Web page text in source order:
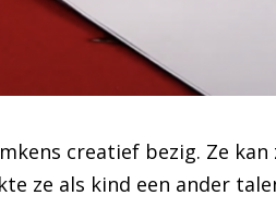
creatief bezig. Ze
ze als kind een ander